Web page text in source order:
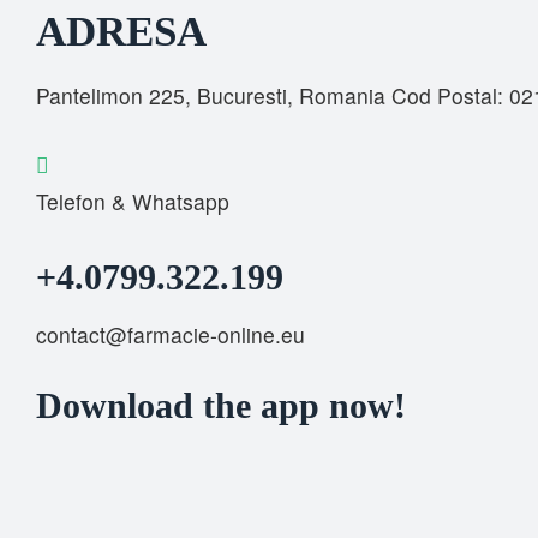
ADRESA
Pantelimon 225, Bucuresti, Romania Cod Postal:
Telefon & Whatsapp
+4.0799.322.199
contact@farmacie-online.eu
Download the app now!